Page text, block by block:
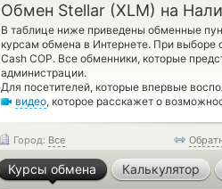
Обмен Stellar (XLM) на
В таблице ниже приведены обменные
курсам обмена в Интернете. При выборе
Cash COP. Все обменники, которые
администрации.
Для посетителей, которые впервые
видео, которое расскажет о
Город: Все
Курсы обмена Калькулятор